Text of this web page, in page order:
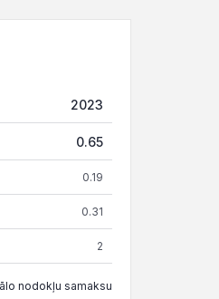
2023
0.65
0.19
0.31
2
nodokļu samaksu